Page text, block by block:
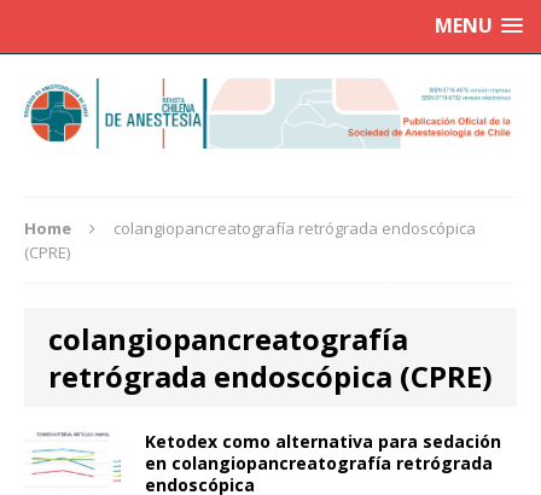
MENU
Home
colangiopancreatografía retrógrada endoscópica
(CPRE)
colangiopancreatografía
retrógrada endoscópica (CPRE)
Ketodex como alternativa para sedación
en colangiopancreatografía retrógrada
endoscópica